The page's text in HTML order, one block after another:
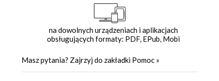
na dowolnych urządzeniach i aplikacjach
obsługujących formaty: PDF, EPub, Mobi
Masz pytania? Zajrzyj do zakładki Pomoc »